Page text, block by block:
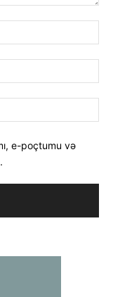
e-poçtumu və